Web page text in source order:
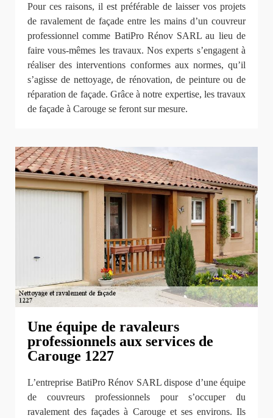
Pour ces raisons, il est préférable de laisser vos projets
de ravalement de façade entre les mains d’un couvreur
professionnel comme BatiPro Rénov SARL au lieu de
faire vous-mêmes les travaux. Nos experts s’engagent à
réaliser des interventions conformes aux normes, qu’il
s’agisse de nettoyage, de rénovation, de peinture ou de
réparation de façade. Grâce à notre expertise, les travaux
de façade à Carouge se feront sur mesure.
Une équipe de ravaleurs
professionnels aux services de
Carouge 1227
L’entreprise BatiPro Rénov SARL dispose d’une équipe
de couvreurs professionnels pour s’occuper du
ravalement des façades à Carouge et ses environs. Ils